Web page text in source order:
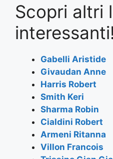
c
e
b
o
o
k
itt
er
at
s
A
p
p
e
gr
a
m
Scopri altri
interessanti!
Gabelli Aristide
Givaudan Anne
Harris Robert
Smith Keri
Sharma Robin
Cialdini Robert
Armeni Ritanna
Villon Francois